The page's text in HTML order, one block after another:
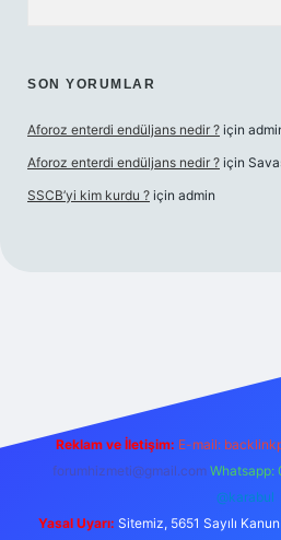
SON YORUMLAR
Aforoz enterdi endüljans nedir ? için
Aforoz enterdi endüljans nedir ? için
SSCB’yi kim kurdu ? için admin
Reklam ve İletişim: E-mail:
forumhizmeti@gmail.com Whatsapp:
@karabul
Yasal Uyarı: Sitemiz, 5651 Sayılı